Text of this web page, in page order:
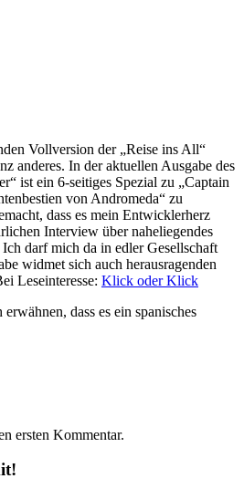
Vollversion der „Reise ins All“
anderes. In der aktuellen Ausgabe des
ist ein 6-seitiges Spezial zu „Captain
von Andromeda“ zu
dass es mein Entwicklerherz
Interview über naheliegendes
Ich darf mich da in edler Gesellschaft
widmet sich auch herausragenden
Leseinteresse: Klick oderKlick
dass es ein spanisches
ersten Kommentar.